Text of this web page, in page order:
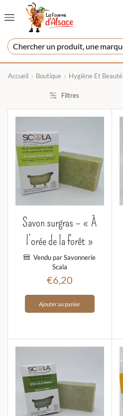
Accueil Boutique Hygiène Et Beauté
Filtres
Savon surgras – « À
l’orée de la forêt »
Vendu par Savonnerie
Scala
€6,20
Ajouter au panier